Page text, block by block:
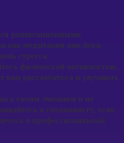
релаксационными
как медитация или йога,
стресса.
физической активностью,
вам расслабиться и улучшить
к своим эмоциям и не
к специалисту, если
в профессиональной